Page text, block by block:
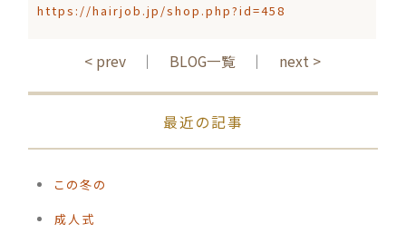
https://hairjob.jp/shop.php?id=458
< prev｜ BLOG一覧 ｜ next >
最近の記事
この冬の
️成人式